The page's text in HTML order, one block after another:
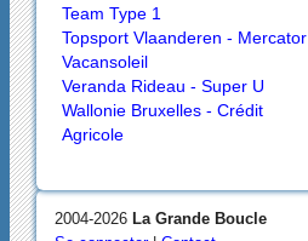
Team Type 1
Topsport Vlaanderen - Mercator
Vacansoleil
Veranda Rideau - Super U
Wallonie Bruxelles - Crédit
Agricole
2004-2026 La Grande Boucle